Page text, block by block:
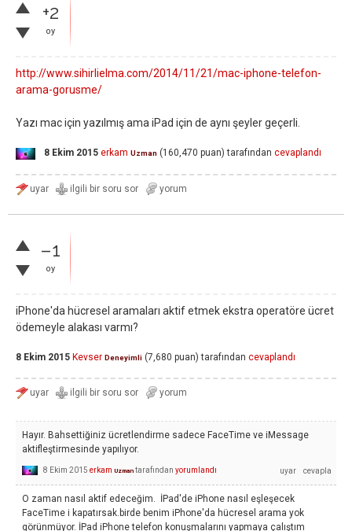
+2
oy
http://www.sihirlielma.com/2014/11/21/mac-iphone-telefon-
arama-gorusme/
Yazı mac için yazılmış ama iPad için de aynı şeyler geçerli.
8 Ekim 2015 erkam Uzman (160,470 puan) tarafından cevaplandı
–1
oy
iPhone'da hücresel aramaları aktif etmek ekstra operatöre ücret
ödemeyle alakası varmı?
8 Ekim 2015 Kevser Deneyimli (7,680 puan) tarafından cevaplandı
Hayır. Bahsettiğiniz ücretlendirme sadece FaceTime ve iMessage
aktifleştirmesinde yapılıyor.
8 Ekim 2015 erkam Uzman tarafından yorumlandı
O zaman nasıl aktif edeceğim. İPad'de iPhone nasıl eşleşecek
FaceTime i kapatırsak.birde benim iPhone'da hücresel arama yok
görünmüyor. İPad iPhone telefon konuşmalarını yapmaya çalıştım